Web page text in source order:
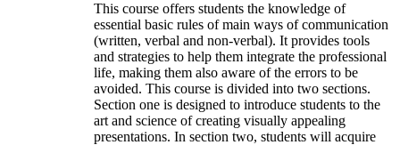
This course offers students the knowledge of
essential basic rules of main ways of communication
(written, verbal and non-verbal). It provides tools
and strategies to help them integrate the professional
life, making them also aware of the errors to be
avoided. This course is divided into two sections.
Section one is designed to introduce students to the
art and science of creating visually appealing
presentations. In section two, students will acquire